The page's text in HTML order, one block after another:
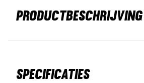
PRODUCTBESCHRIJVING
Specificaties